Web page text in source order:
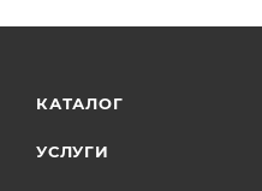
КАТАЛОГ
УСЛУГИ